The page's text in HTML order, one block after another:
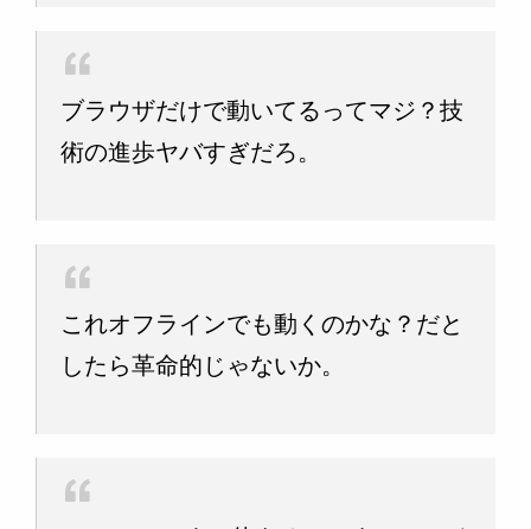
ブラウザだけで動いてるってマジ？技
術の進歩ヤバすぎだろ。
これオフラインでも動くのかな？だと
したら革命的じゃないか。